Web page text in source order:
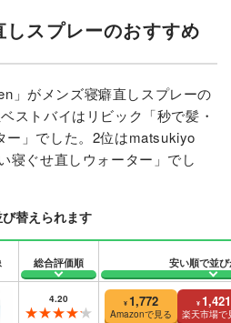
しスプレーのおすすめ
」がメンズ寝癖直しスプレーの
ストバイはリビック「秒で髪・
ー」でした。2位はmatsukiyo
寝ぐせ直しウォーター」でし
替えられます
総合評価順 安い順で並
4.20 ¥ 1,772
Amazonで見る
¥ 1,421
楽天市場で